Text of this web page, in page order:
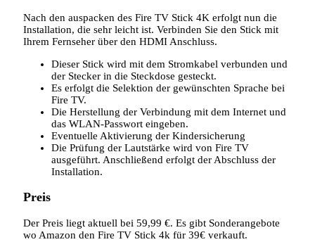
Nach den auspacken des Fire TV Stick 4K erfolgt nun die
Installation, die sehr leicht ist. Verbinden Sie den Stick mit
Ihrem Fernseher über den HDMI Anschluss.
Dieser Stick wird mit dem Stromkabel verbunden und
der Stecker in die Steckdose gesteckt.
Es erfolgt die Selektion der gewünschten Sprache bei
Fire TV.
Die Herstellung der Verbindung mit dem Internet und
das WLAN-Passwort eingeben.
Eventuelle Aktivierung der Kindersicherung
Die Prüfung der Lautstärke wird von Fire TV
ausgeführt. Anschließend erfolgt der Abschluss der
Installation.
Preis
Der Preis liegt aktuell bei 59,99 €. Es gibt Sonderangebote
wo Amazon den Fire TV Stick 4k für 39€ verkauft.